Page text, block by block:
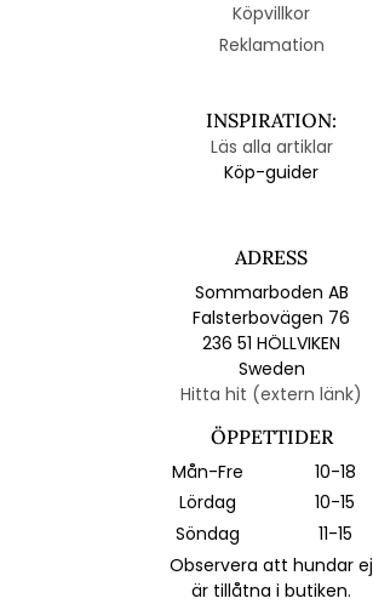
Köpvillkor
Reklamation
INSPIRATION:
Läs alla artiklar
Köp-guider
ADRESS
Sommarboden AB
Falsterbovägen 76
236 51 HÖLLVIKEN
Sweden
Hitta hit (extern länk)
ÖPPETTIDER
Mån-Fre
10-18
Lördag
10-15
Söndag
11-15
Observera att hundar ej
är tillåtna i butiken.